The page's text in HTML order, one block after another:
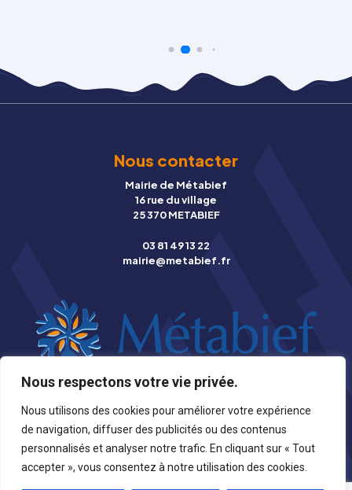
Nous respectons votre vie privée.
Nous utilisons des cookies pour améliorer votre expérience
de navigation, diffuser des publicités ou des contenus
personnalisés et analyser notre trafic. En cliquant sur « Tout
accepter », vous consentez à notre utilisation des cookies.
Nous contacter
Mairie de Métabief
16 rue du village
25 370 METABIEF
03 81 49 13 22
mairie@metabief.fr
© Copyright 2026 Mairie de Métabief |Mentions légales|
Photographies | Création Stynet